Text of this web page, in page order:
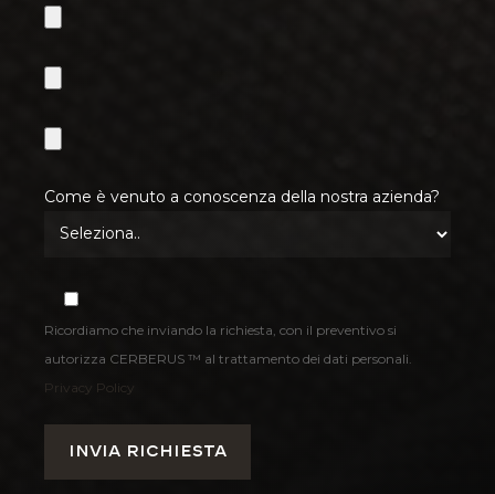
Come è venuto a conoscenza della nostra azienda?
Ricordiamo che inviando la richiesta, con il preventivo si
autorizza CERBERUS ™ al trattamento dei dati personali.
Privacy Policy